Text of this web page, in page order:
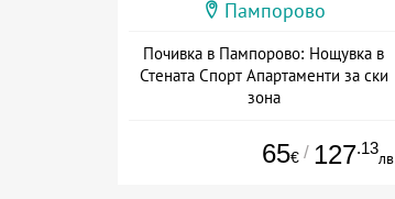
Пампорово
Почивка в Пампорово: Нощувка в
Стената Спорт Апартаменти за ски
зона
65€ / 127.13
лв.